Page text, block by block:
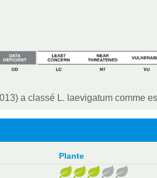
a classé L. laevigatum comme
Plante